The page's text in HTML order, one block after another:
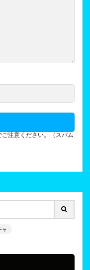
注意ください。（スパム
ャ